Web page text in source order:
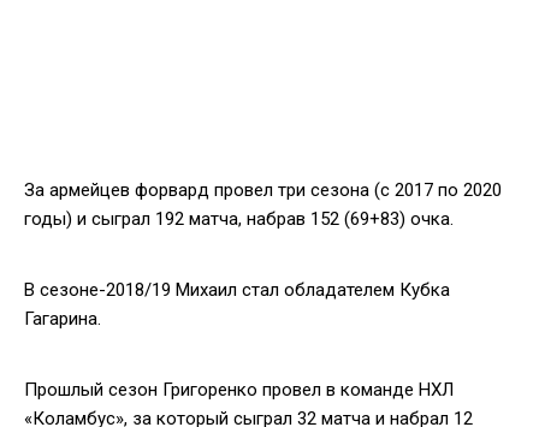
За армейцев форвард провел три сезона (с 2017 по 2020
годы) и сыграл 192 матча, набрав 152 (69+83) очка.
В сезоне-2018/19 Михаил стал обладателем Кубка
Гагарина.
Прошлый сезон Григоренко провел в команде НХЛ
«Коламбус», за который сыграл 32 матча и набрал 12